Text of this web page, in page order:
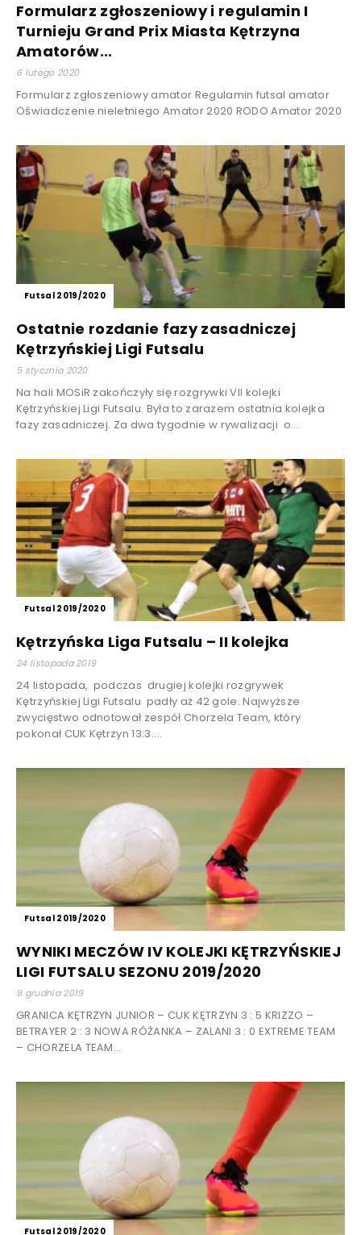
Formularz zgłoszeniowy i regulamin I
Turnieju Grand Prix Miasta Kętrzyna
Amatorów...
6 lutego 2020
Formularz zgłoszeniowy amator Regulamin futsal amator
Oświadczenie nieletniego Amator 2020 RODO Amator 2020
Futsal 2019/2020
Ostatnie rozdanie fazy zasadniczej
Kętrzyńskiej Ligi Futsalu
5 stycznia 2020
Na hali MOSiR zakończyły się rozgrywki VII kolejki
Kętrzyńskiej Ligi Futsalu. Była to zarazem ostatnia kolejka
fazy zasadniczej. Za dwa tygodnie w rywalizacji o...
Futsal 2019/2020
Kętrzyńska Liga Futsalu – II kolejka
24 listopada 2019
24 listopada, podczas drugiej kolejki rozgrywek
Kętrzyńskiej Ligi Futsalu padły aż 42 gole. Najwyższe
zwycięstwo odnotował zespół Chorzela Team, który
pokonał CUK Kętrzyn 13:3....
Futsal 2019/2020
WYNIKI MECZÓW IV KOLEJKI KĘTRZYŃSKIEJ
LIGI FUTSALU SEZONU 2019/2020
9 grudnia 2019
GRANICA KĘTRZYN JUNIOR – CUK KĘTRZYN 3 : 5 KRIZZO –
BETRAYER 2 : 3 NOWA RÓŻANKA – ZALANI 3 : 0 EXTREME TEAM
– CHORZELA TEAM...
Futsal 2019/2020